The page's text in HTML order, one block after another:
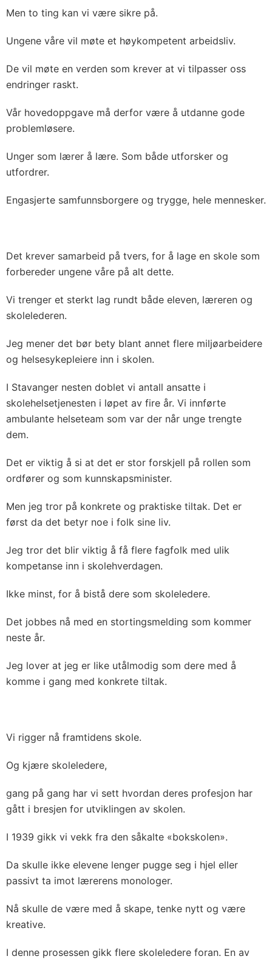
Men to ting kan vi være sikre på.
Ungene våre vil møte et høykompetent arbeidsliv.
De vil møte en verden som krever at vi tilpasser oss
endringer raskt.
Vår hovedoppgave må derfor være å utdanne gode
problemløsere.
Unger som lærer å lære. Som både utforsker og
utfordrer.
Engasjerte samfunnsborgere og trygge, hele mennesker.
Det krever samarbeid på tvers, for å lage en skole som
forbereder ungene våre på alt dette.
Vi trenger et sterkt lag rundt både eleven, læreren og
skolelederen.
Jeg mener det bør bety blant annet flere miljøarbeidere
og helsesykepleiere inn i skolen.
I Stavanger nesten doblet vi antall ansatte i
skolehelsetjenesten i løpet av fire år. Vi innførte
ambulante helseteam som var der når unge trengte
dem.
Det er viktig å si at det er stor forskjell på rollen som
ordfører og som kunnskapsminister.
Men jeg tror på konkrete og praktiske tiltak. Det er
først da det betyr noe i folk sine liv.
Jeg tror det blir viktig å få flere fagfolk med ulik
kompetanse inn i skolehverdagen.
Ikke minst, for å bistå dere som skoleledere.
Det jobbes nå med en stortingsmelding som kommer
neste år.
Jeg lover at jeg er like utålmodig som dere med å
komme i gang med konkrete tiltak.
Vi rigger nå framtidens skole.
Og kjære skoleledere,
gang på gang har vi sett hvordan deres profesjon har
gått i bresjen for utviklingen av skolen.
I 1939 gikk vi vekk fra den såkalte «bokskolen».
Da skulle ikke elevene lenger pugge seg i hjel eller
passivt ta imot lærerens monologer.
Nå skulle de være med å skape, tenke nytt og være
kreative.
I denne prosessen gikk flere skoleledere foran. En av